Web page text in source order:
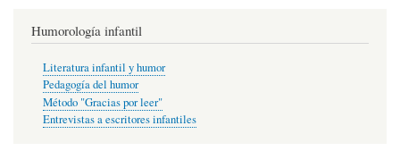
Humorología infantil
Literatura infantil y humor
Pedagogía del humor
Método "Gracias por leer"
Entrevistas a escritores infantiles